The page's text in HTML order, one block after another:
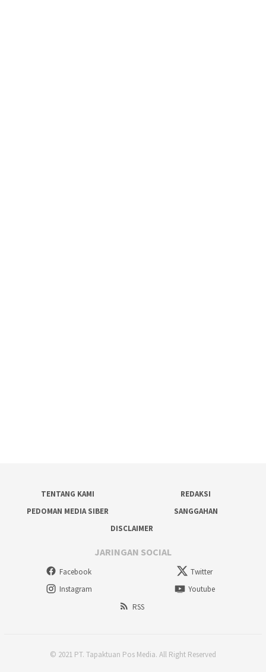
TENTANG KAMI
REDAKSI
PEDOMAN MEDIA SIBER
SANGGAHAN
DISCLAIMER
JARINGAN SOCIAL
Facebook
Twitter
Instagram
Youtube
RSS
© 2021 PT. Tapaktuan Pos Media. All Right Reserved